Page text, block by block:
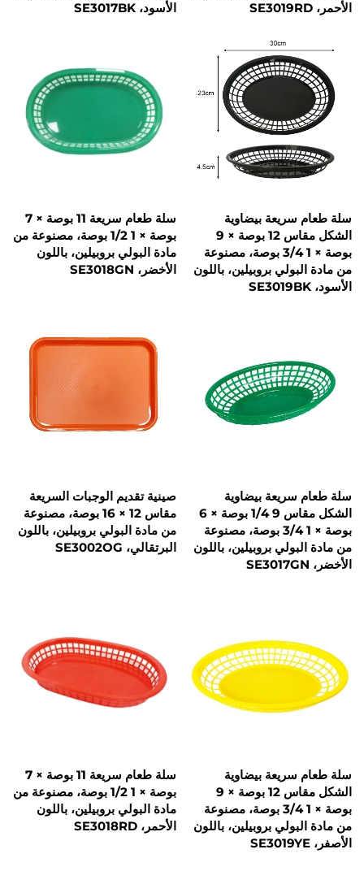
بيضاوية
الشكل مقاس 12 بوصة × 9
بوصة × 1 3/4 بوصة، مصنوعة
بروبيلين، باللون
سلة طعام سريعة 11 بوصة × 7
بوصة × 1 1/2 بوصة، مصنوعة من
مادة البولي بروبيلين، باللون
الأخضر، SE3018GN
بيضاوية
الشكل مقاس 9 1/4 بوصة × 6
بوصة × 1 3/4 بوصة، مصنوعة
بروبيلين، باللون
صينية تقديم الوجبات السريعة
مقاس 12 × 16 بوصة، مصنوعة
من مادة البولي بروبيلين، باللون
البرتقالي، SE3002OG
بيضاوية
الشكل مقاس 12 بوصة × 9
بوصة × 1 3/4 بوصة، مصنوعة
بروبيلين، باللون
سلة طعام سريعة 11 بوصة × 7
بوصة × 1 1/2 بوصة، مصنوعة من
مادة البولي بروبيلين، باللون
الأحمر، SE3018RD